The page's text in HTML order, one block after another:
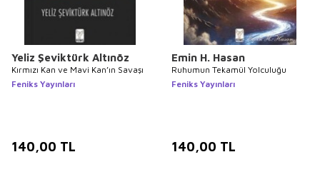
Yeliz Şeviktürk Altınöz
Kırmızı Kan ve Mavi Kan’ın Savaşı
Feniks Yayınları
140,00 TL
Emin H. Hasan
Ruhumun Tekamül Yolculuğu
Feniks Yayınları
140,00 TL